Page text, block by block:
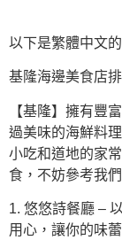
以下是繁體中文
基隆海邊美食店
【基隆】擁有豐
過美味的海鮮料
小吃和道地的家
食，不妨參考我
1. 悠悠詩餐廳 –
用心，讓你的味